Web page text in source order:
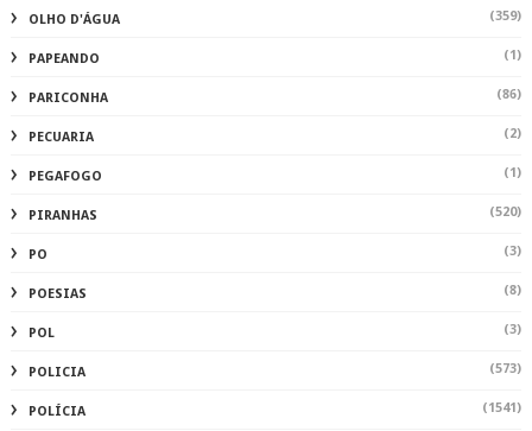
OLHO D'ÁGUA (359)
PAPEANDO (1)
PARICONHA (86)
PECUARIA (2)
PEGAFOGO (1)
PIRANHAS (520)
PO (3)
POESIAS (8)
POL (3)
POLICIA (573)
POLÍCIA (1541)